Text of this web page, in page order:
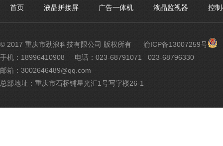
首页 液晶拼接屏 广告一体机 液晶监视器 控
© 2017 重庆市劲浪科技有限公司 版权所有 渝ICP备13007259号 渝
手机：18996410908
电话：023-68791071 023-68796330
邮箱：3002646489@qq.com
总部地址：重庆市石桥铺星光汇1号写字楼26-1